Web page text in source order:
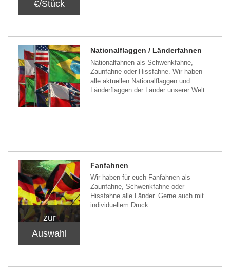
€/Stück
Nationalflaggen / Länderfahnen
Nationalfahnen als Schwenkfahne,
Zaunfahne oder Hissfahne. Wir haben
alle aktuellen Nationalflaggen und
Länderflaggen der Länder unserer Welt.
zur
Auswahl
Fanfahnen
Wir haben für euch Fanfahnen als
Zaunfahne, Schwenkfahne oder
Hissfahne alle Länder. Gerne auch mit
individuellem Druck.